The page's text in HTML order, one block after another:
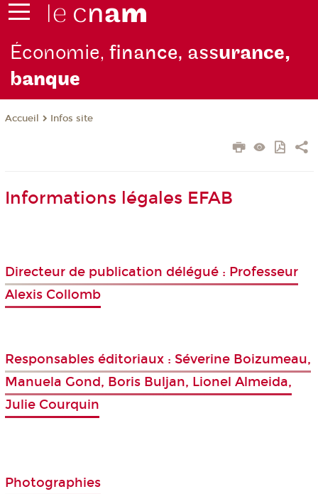
Économie,finance, assurance,
banque
Accueil Infos site
Informations légales EFAB
Directeur de publication délégué : Professeur
Alexis Collomb
Responsables éditoriaux : Séverine Boizumeau,
Manuela Gond, Boris Buljan, Lionel Almeida,
Julie Courquin
Photographies